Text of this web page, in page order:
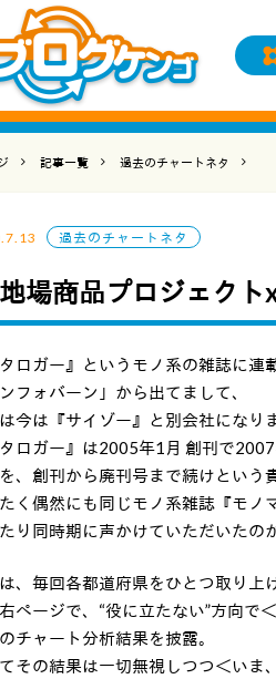
記事一覧 過去のチャートネタ
過去のチャートネタ
地場商品プロジェクト
タロガー』というモノ系の雑誌に連
ンフォバーン」から出てまして、
今は『サイゾー』と別会社になり
タロガー』は2005年1月 創刊で
、創刊から廃刊号まで続けという
く偶然にも同じモノ系雑誌『モノ
り同時期に声かけていただいたの
、毎回各都道府県をひとつ取り上げ
ページで、“役に立たない”方向
チャート分析結果を披露。
その結果は一切無視しつつ＜い